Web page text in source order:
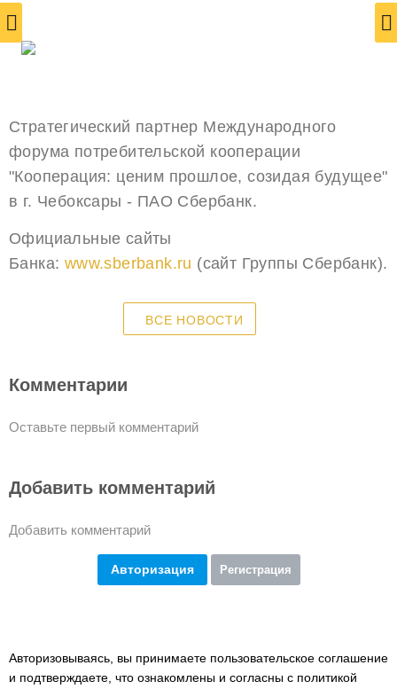
Стратегический партнер Международного
форума потребительской кооперации
"Кооперация: ценим прошлое, созидая будущее"
в г. Чебоксары - ПАО Сбербанк.
Официальные сайты
Банка: www.sberbank.ru (сайт Группы Сбербанк).
ВСЕ НОВОСТИ
Комментарии
Оставьте первый комментарий
Добавить комментарий
Добавить комментарий
Авторизация Регистрация
Авторизовываясь, вы принимаете пользовательское соглашение
и подтверждаете, что ознакомлены и согласны с политикой